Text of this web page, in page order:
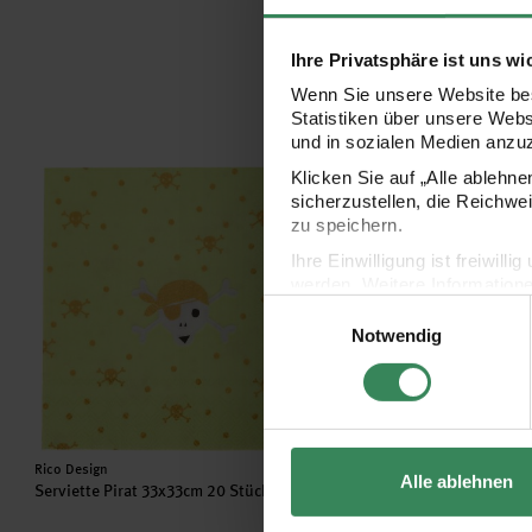
Ihre Privatsphäre ist uns
Wenn Sie unsere Website
Statistiken über unsere
und in sozialen Medien
Klicken Sie auf „Alle
sicherzustellen, die
zu speichern.
Ihre Einwilligung ist freiwillig
Impressum
Datenschutz
Notwendig
Alle ablehnen
Serviette Pirat 33x33cm 20 Stück
Hersteller:
Rico Design
Serviette Pirat 33x33cm 20 Stück
Partyhüte Pirat 20cm
Hersteller:
Partyhüte Pirat 20cm 8